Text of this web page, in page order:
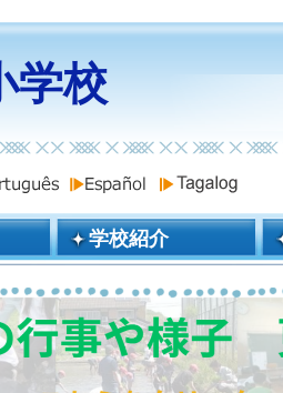
学校
学校紹介